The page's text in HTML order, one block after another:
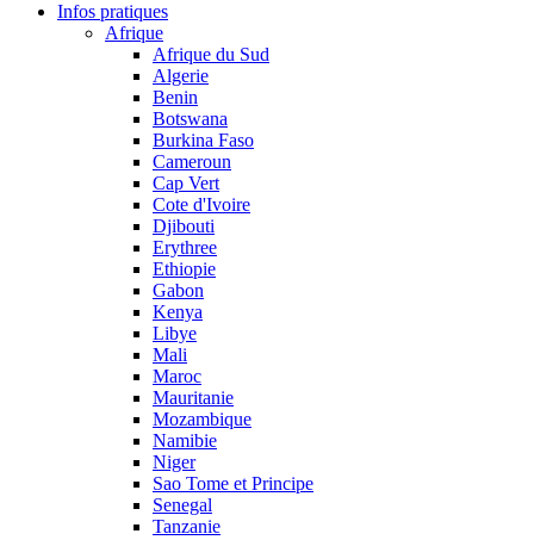
Infos pratiques
Afrique
Afrique du Sud
Algerie
Benin
Botswana
Burkina Faso
Cameroun
Cap Vert
Cote d'Ivoire
Djibouti
Erythree
Ethiopie
Gabon
Kenya
Libye
Mali
Maroc
Mauritanie
Mozambique
Namibie
Niger
Sao Tome et Principe
Senegal
Tanzanie